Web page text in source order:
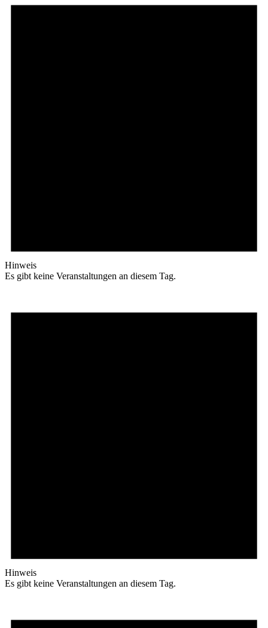
Hinweis
Es gibt keine Veranstaltungen an diesem Tag.
Hinweis
Es gibt keine Veranstaltungen an diesem Tag.